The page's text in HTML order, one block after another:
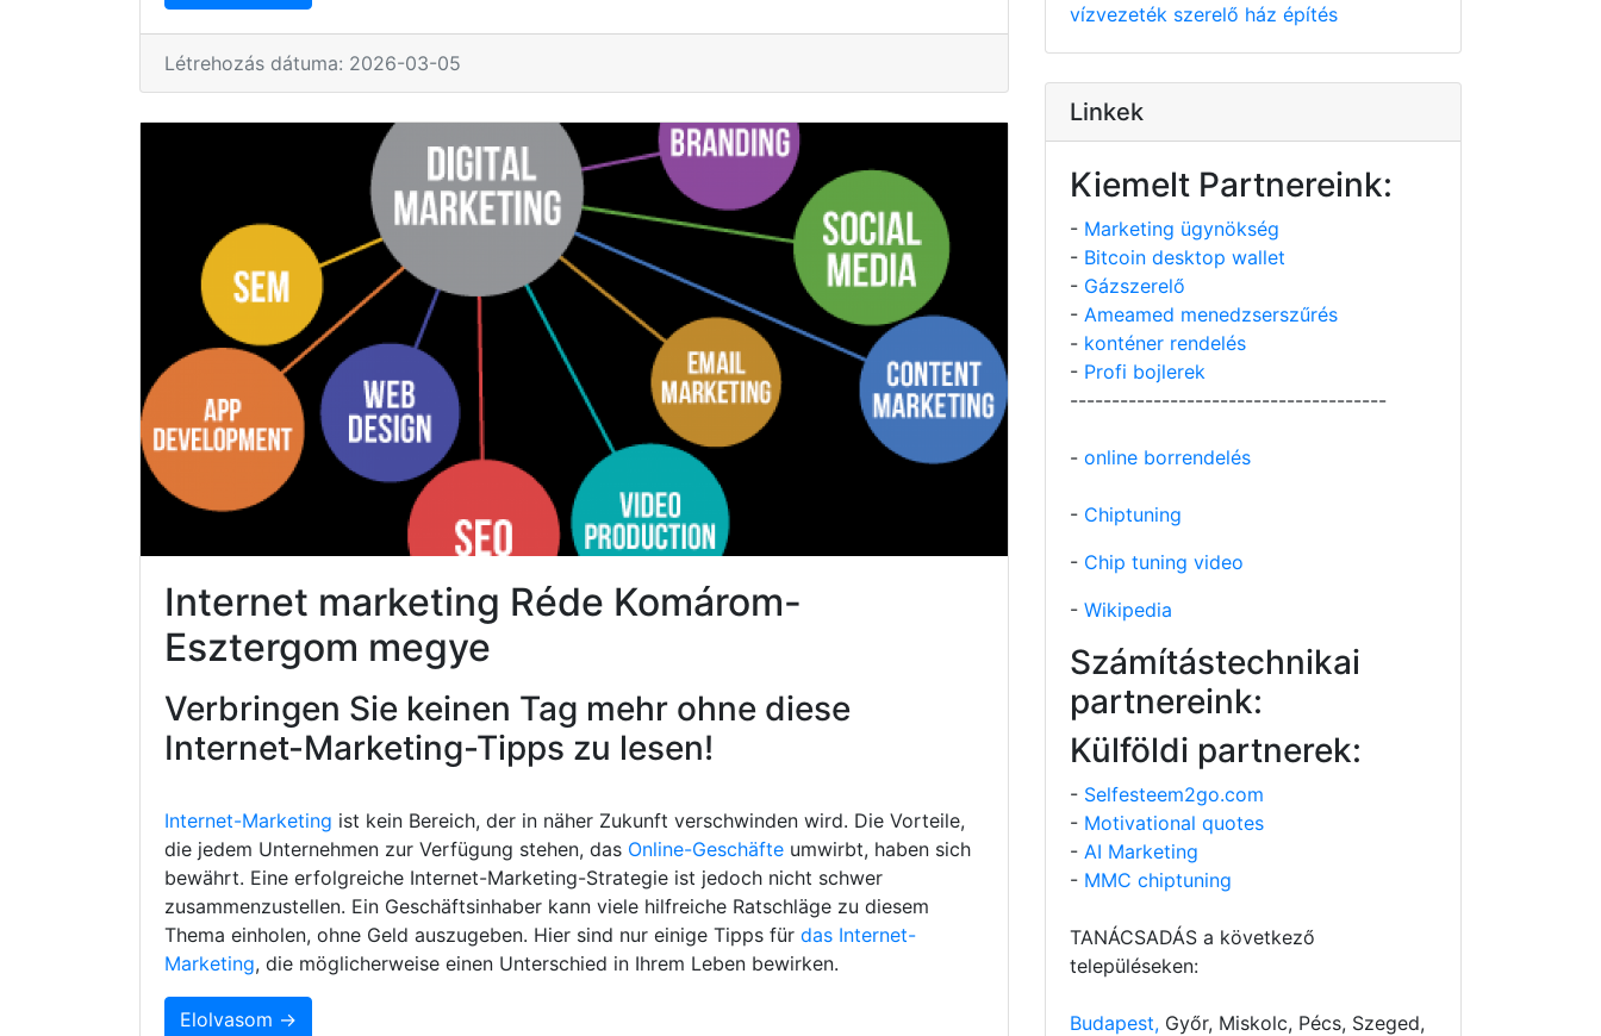
Létrehozás dátuma: 2026-03-05
Internet marketing Réde Komárom-
Esztergom megye
Verbringen Sie keinen Tag mehr ohne diese
Internet-Marketing-Tipps zu lesen!
Internet-Marketing ist kein Bereich, der in näher Zukunft verschwinden wird. Die Vorteile,
die jedem Unternehmen zur Verfügung stehen, das Online-Geschäfte umwirbt, haben sich
bewährt. Eine erfolgreiche Internet-Marketing-Strategie ist jedoch nicht schwer
zusammenzustellen. Ein Geschäftsinhaber kann viele hilfreiche Ratschläge zu diesem
Thema einholen, ohne Geld auszugeben. Hier sind nur einige Tipps für das Internet-
Marketing, die möglicherweise einen Unterschied in Ihrem Leben bewirken.
Elolvasom →
vízvezeték szerelő ház építés
Linkek
Kiemelt Partnereink:
- Marketing ügynökség
- Bitcoin desktop wallet
- Gázszerelő
- Ameamed menedzserszűrés
- konténer rendelés
- Profi bojlerek
--------------------------------------
- online borrendelés
- Chiptuning
- Chip tuning video
- Wikipedia
Számítástechnikai
partnereink:
Külföldi partnerek:
- Selfesteem2go.com
- Motivational quotes
- AI Marketing
- MMC chiptuning
TANÁCSADÁS a következő
településeken:
Budapest, Győr, Miskolc, Pécs, Szeged,